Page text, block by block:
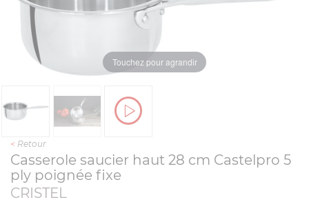
Touchez pour agrandir
< Retour
Casserole saucier haut 28 cm Castelpro 5
ply poignée fixe
CRISTEL